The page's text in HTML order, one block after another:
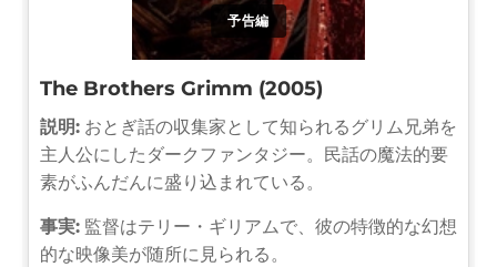
予告編
The Brothers Grimm (2005)
説明: おとぎ話の収集家として知られるグリム兄弟を
主人公にしたダークファンタジー。民話の魔法的要
素がふんだんに盛り込まれている。
事実: 監督はテリー・ギリアムで、彼の特徴的な幻想
的な映像美が随所に見られる。